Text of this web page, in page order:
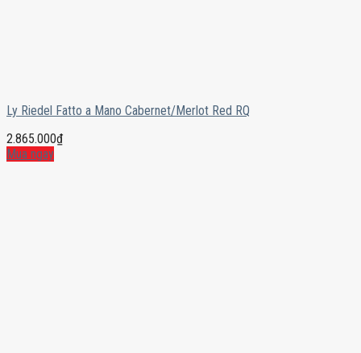
Ly Riedel Fatto a Mano Cabernet/Merlot Red RQ
2.865.000₫
Mua ngay